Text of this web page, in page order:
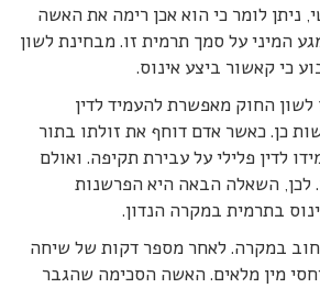
ניתן לומר כי הוא אכן רימה את האשה
המיני על סמך תרמית זו. מבחינת לשון
כי קאשור ביצע אינוס.
לשון החוק מאפשרת להעמיד לדין
כן. כאשר אדם דוחף את זולתו בתור
לדין פלילי על עבירת תקיפה. ואולם
לכן, השאלה הבאה היא הפרשנות
בתרמית במקרה הנדון.
במקרה. לאחר מספר דקות של שיחה
מין מלאים. האשה הסכימה שהגבר